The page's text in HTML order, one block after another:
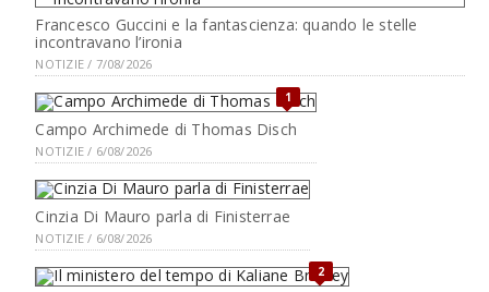
Francesco Guccini e la fantascienza: quando le stelle
incontravano l’ironia
NOTIZIE / 7/08/2026
1
Campo Archimede di Thomas Disch
NOTIZIE / 6/08/2026
Cinzia Di Mauro parla di Finisterrae
NOTIZIE / 6/08/2026
2